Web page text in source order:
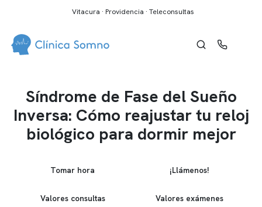
Vitacura · Providencia · Teleconsultas
Síndrome de Fase del Sueño
Inversa: Cómo reajustar tu reloj
biológico para dormir mejor
Tomar hora ¡Llámenos!
Valores consultas Valores exámenes